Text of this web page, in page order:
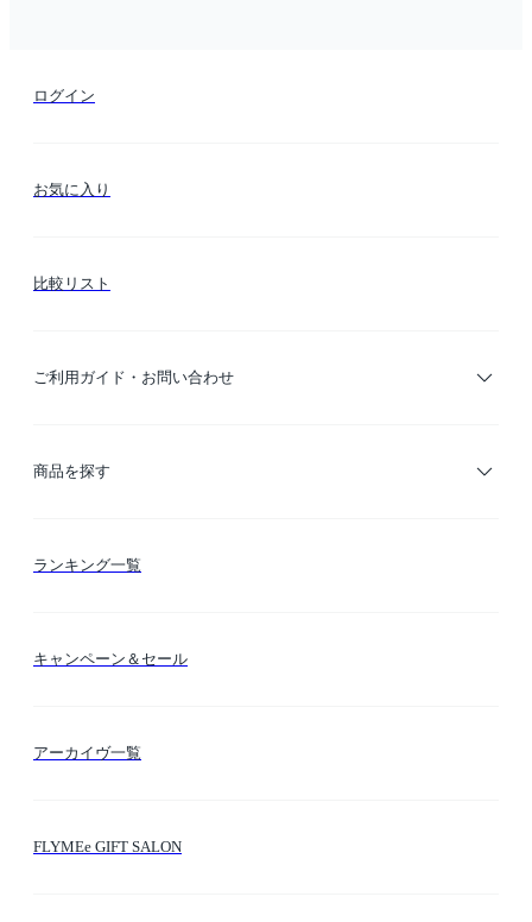
ログイン
お気に入り
比較リスト
ご利用ガイド・お問い合わせ
ご利用ガイド
商品を探す
カテゴリー検索
ランキング一覧
キャンペーン＆セール
アーカイヴ一覧
FLYMEe GIFT SALON